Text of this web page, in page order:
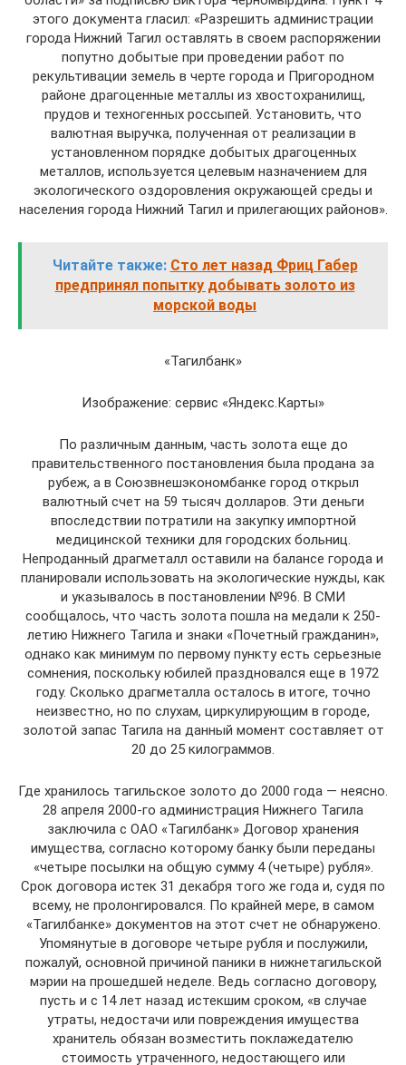
этого документа гласил: «Разрешить администрации
города Нижний Тагил оставлять в своем распоряжении
попутно добытые при проведении работ по
рекультивации земель в черте города и Пригородном
районе драгоценные металлы из хвостохранилищ,
прудов и техногенных россыпей. Установить, что
валютная выручка, полученная от реализации в
установленном порядке добытых драгоценных
металлов, используется целевым назначением для
экологического оздоровления окружающей среды и
населения города Нижний Тагил и прилегающих районов».
Читайте также: Сто лет назад Фриц Габер
предпринял попытку добывать золото из
морской воды
«Тагилбанк»
Изображение: сервис «Яндекс.Карты»
По различным данным, часть золота еще до
правительственного постановления была продана за
рубеж, а в Союзвнешэкономбанке город открыл
валютный счет на 59 тысяч долларов. Эти деньги
впоследствии потратили на закупку импортной
медицинской техники для городских больниц.
Непроданный драгметалл оставили на балансе города и
планировали использовать на экологические нужды, как
и указывалось в постановлении №96. В СМИ
сообщалось, что часть золота пошла на медали к 250-
летию Нижнего Тагила и знаки «Почетный гражданин»,
однако как минимум по первому пункту есть серьезные
сомнения, поскольку юбилей праздновался еще в 1972
году. Сколько драгметалла осталось в итоге, точно
неизвестно, но по слухам, циркулирующим в городе,
золотой запас Тагила на данный момент составляет от
20 до 25 килограммов.
Где хранилось тагильское золото до 2000 года — неясно.
28 апреля 2000-го администрация Нижнего Тагила
заключила с ОАО «Тагилбанк» Договор хранения
имущества, согласно которому банку были переданы
«четыре посылки на общую сумму 4 (четыре) рубля».
Срок договора истек 31 декабря того же года и, судя по
всему, не пролонгировался. По крайней мере, в самом
«Тагилбанке» документов на этот счет не обнаружено.
Упомянутые в договоре четыре рубля и послужили,
пожалуй, основной причиной паники в нижнетагильской
мэрии на прошедшей неделе. Ведь согласно договору,
пусть и с 14 лет назад истекшим сроком, «в случае
утраты, недостачи или повреждения имущества
хранитель обязан возместить поклажедателю
стоимость утраченного, недостающего или